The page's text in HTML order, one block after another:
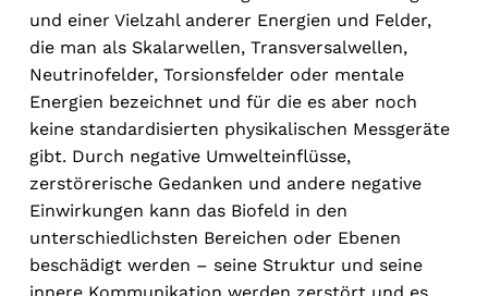
und einer Vielzahl anderer Energien und Felder,
die man als Skalarwellen, Transversalwellen,
Neutrinofelder, Torsionsfelder oder mentale
Energien bezeichnet und für die es aber noch
keine standardisierten physikalischen Messgeräte
gibt. Durch negative Umwelteinflüsse,
zerstörerische Gedanken und andere negative
Einwirkungen kann das Biofeld in den
unterschiedlichsten Bereichen oder Ebenen
beschädigt werden – seine Struktur und seine